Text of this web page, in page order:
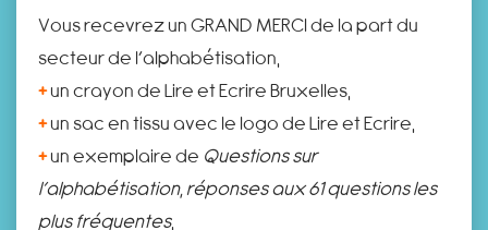
Vous recevrez un GRAND MERCI de la part du
secteur de l’alphabétisation,
+un crayon de Lire et Ecrire Bruxelles,
+un sac en tissu avec le logo de Lire et Ecrire,
+un exemplaire de Questions sur
l’alphabétisation, réponses aux 61 questions les
plus fréquentes,